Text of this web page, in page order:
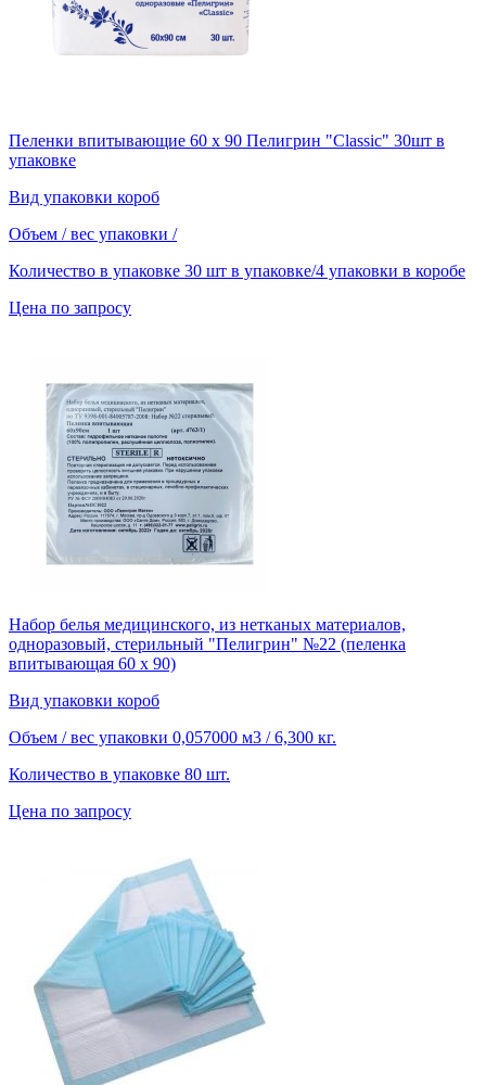
Пеленки впитывающие 60 х 90 Пелигрин "Classic" 30шт в
упаковке
Вид упаковки короб
Объем / вес упаковки /
Количество в упаковке 30 шт в упаковке/4 упаковки в коробе
Цена по запросу
Набор белья медицинского, из нетканых материалов,
одноразовый, стерильный "Пелигрин" №22 (пеленка
впитывающая 60 х 90)
Вид упаковки короб
Объем / вес упаковки 0,057000 м3 / 6,300 кг.
Количество в упаковке 80 шт.
Цена по запросу